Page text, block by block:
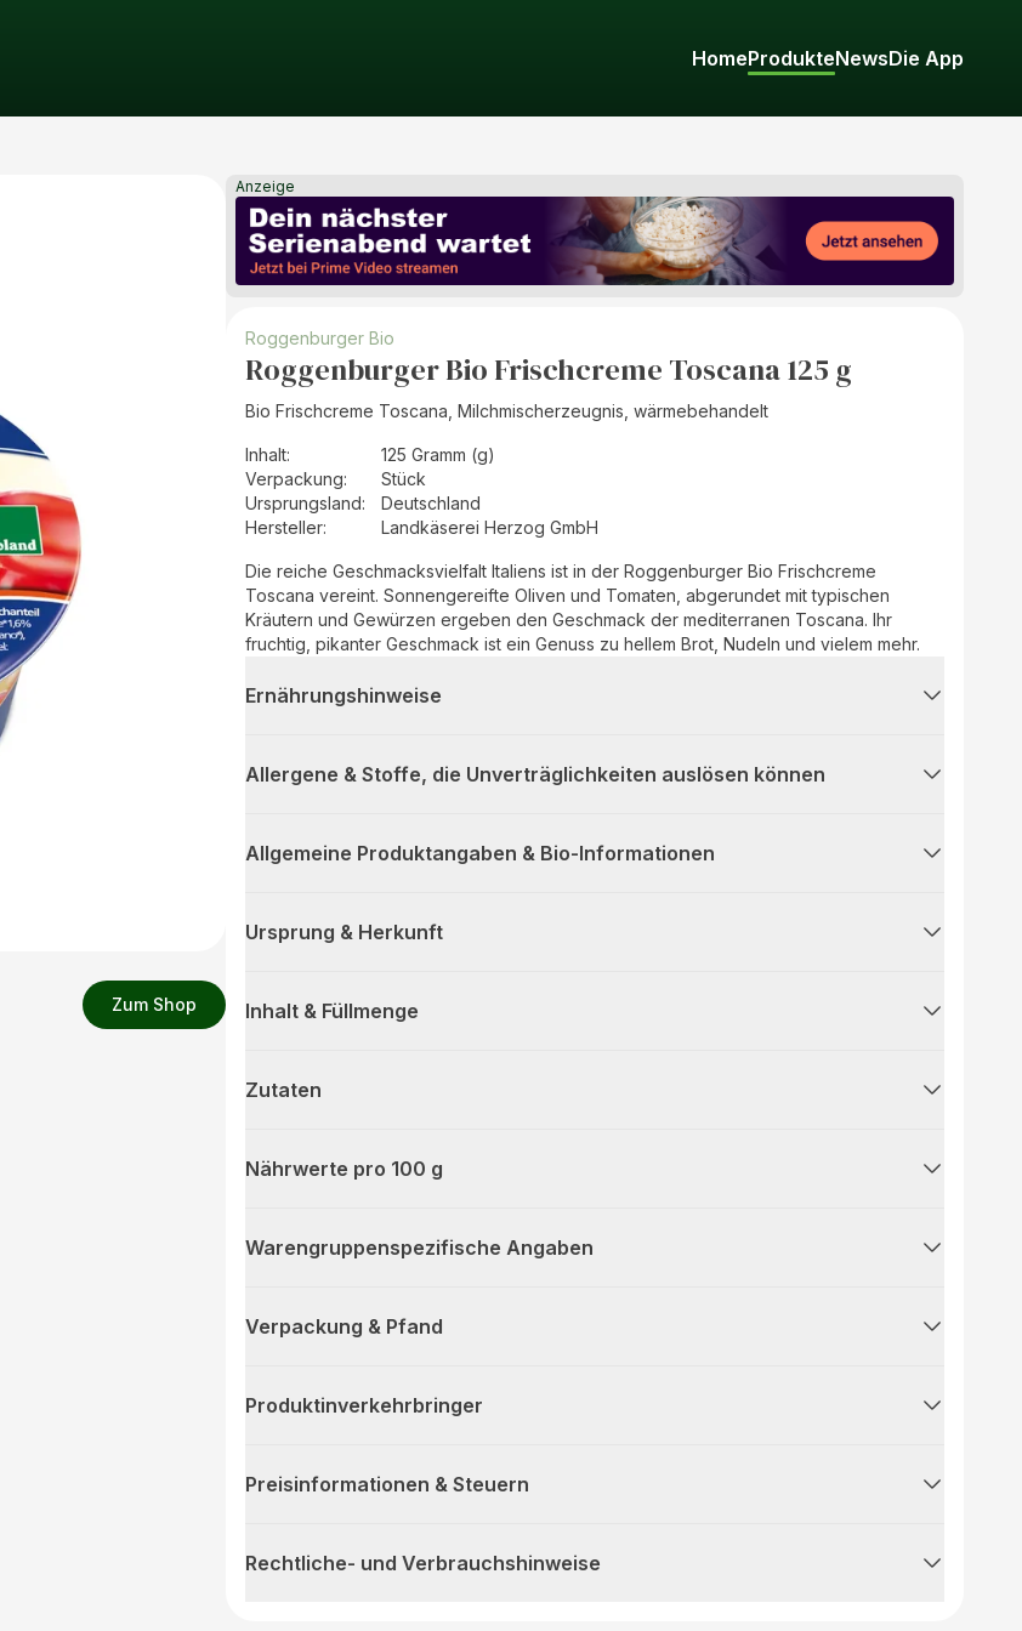
HomeProdukteNewsDie App
Zum Shop
Anzeige
Roggenburger Bio
Roggenburger Bio Frischcreme Toscana 125 g
Bio Frischcreme Toscana, Milchmischerzeugnis, wärmebehandelt
Inhalt:
125 Gramm (g)
Verpackung:
Stück
Ursprungsland:
Deutschland
Hersteller: Landkäserei Herzog GmbH
Die reiche Geschmacksvielfalt Italiens ist in der Roggenburger Bio Frischcreme
Toscana vereint. Sonnengereifte Oliven und Tomaten, abgerundet mit typischen
Kräutern und Gewürzen ergeben den Geschmack der mediterranen Toscana. Ihr
fruchtig, pikanter Geschmack ist ein Genuss zu hellem Brot, Nudeln und vielem mehr.
Ernährungshinweise
Allergene & Stoffe, die Unverträglichkeiten auslösen können
Allgemeine Produktangaben & Bio-Informationen
Ursprung & Herkunft
Inhalt & Füllmenge
Zutaten
Nährwerte pro 100 g
Warengruppenspezifische Angaben
Verpackung & Pfand
Produktinverkehrbringer
Preisinformationen & Steuern
Rechtliche- und Verbrauchshinweise